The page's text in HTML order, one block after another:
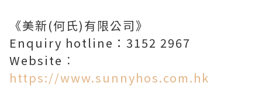
《美新(何氏)有限公司》
Enquiry hotline：3152 2967
Website︰
https://www.sunnyhos.com.hk